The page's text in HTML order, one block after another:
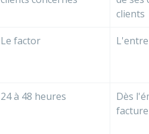
clients
Le factor
24 à 48 heures
Dès
facture